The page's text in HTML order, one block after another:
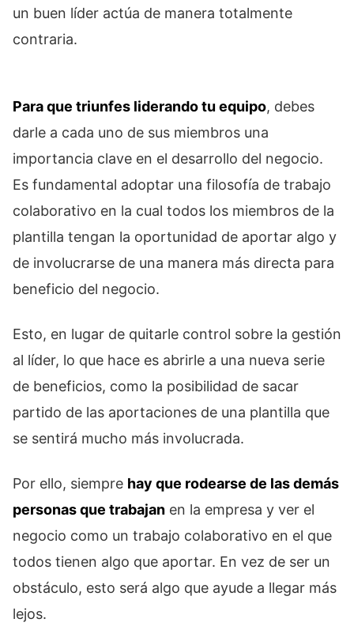
un buen líder actúa de manera totalmente
contraria.
Para que triunfes liderando tu equipo, debes
darle a cada uno de sus miembros una
importancia clave en el desarrollo del negocio.
Es fundamental adoptar una filosofía de trabajo
colaborativo en la cual todos los miembros de la
plantilla tengan la oportunidad de aportar algo y
de involucrarse de una manera más directa para
beneficio del negocio.
Esto, en lugar de quitarle control sobre la gestión
al líder, lo que hace es abrirle a una nueva serie
de beneficios, como la posibilidad de sacar
partido de las aportaciones de una plantilla que
se sentirá mucho más involucrada.
Por ello, siempre hay que rodearse de las demás
personas que trabajan en la empresa y ver el
negocio como un trabajo colaborativo en el que
todos tienen algo que aportar. En vez de ser un
obstáculo, esto será algo que ayude a llegar más
lejos.